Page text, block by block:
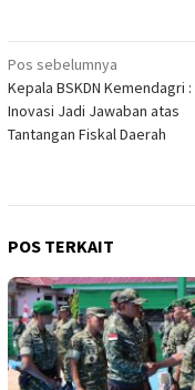
Navigasi
pos
Pos sebelumnya
Kepala BSKDN Kemendagri :
Inovasi Jadi Jawaban atas
Tantangan Fiskal Daerah
POS TERKAIT